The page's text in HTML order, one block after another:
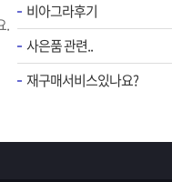
.
비아그라후기
사은품 관련..
재구매서비스있나요?